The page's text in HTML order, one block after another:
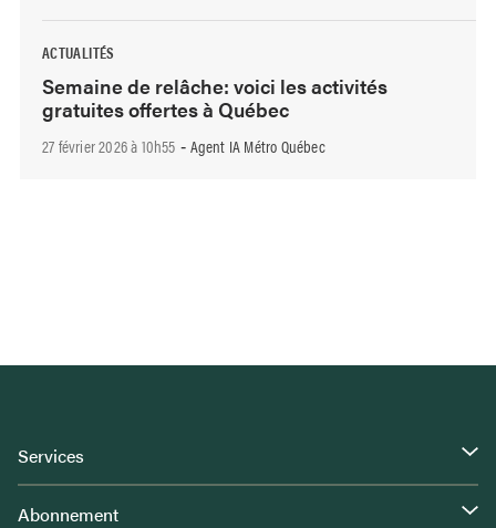
ACTUALITÉS
Semaine de relâche: voici les activités
gratuites offertes à Québec
27 février 2026 à 10h55 - Agent IA Métro Québec
Services
Abonnement